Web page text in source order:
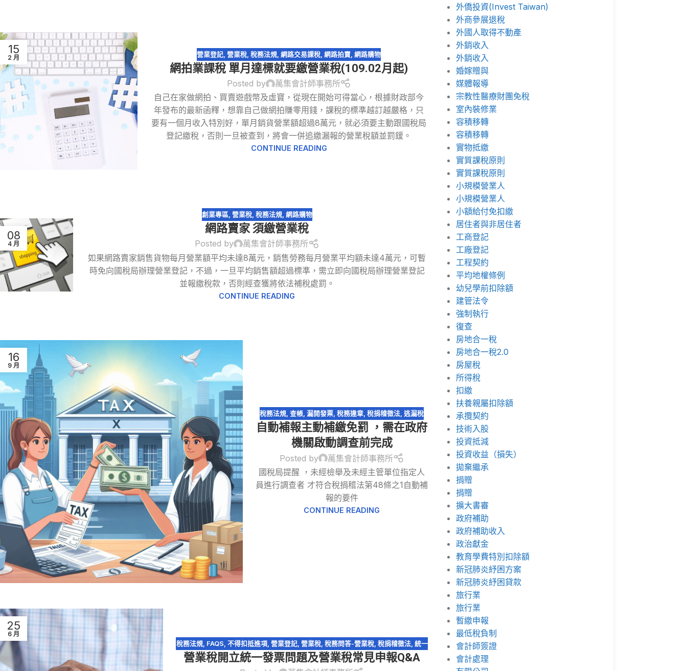
15
2 月 營業登記 ,營業稅 ,稅務法規 ,網路交易課稅 ,網路拍賣 ,網路購物
網拍業課稅 單月達標就要繳營業稅(109.02月起)
Posted by
萬集會計師事務所
自己在家做網拍、買賣遊戲幣及虛寶，從現在開始可得當心，根據財政部今
年發布的最新函釋，想靠自己做網拍賺零用錢，課稅的標準越訂越嚴格，只
要有一個月收入特別好，單月銷貨營業額超過8萬元，就必須要主動跟國稅局
登記繳稅，否則一旦被查到，將會一併追繳漏報的營業稅額並罰鍰。
CONTINUE READING
08
4 月
創業專區 營業稅, 稅務法規, 網路購物
網路賣家 須繳營業稅
Posted by
萬集會計師事務所
如果網路賣家銷售貨物每月營業額平均未達8萬元，銷售勞務每月營業平均額未達4萬元，可暫
時免向國稅局辦理營業登記，不過，一旦平均銷售額超過標準，需立即向國稅局辦理營業登記
並報繳稅款，否則經查獲將依法補稅處罰。
CONTINUE READING
16
9 月
稅務法規 ,查帳 ,漏開發票 ,稅務違章 ,稅捐稽徵法 ,逃漏稅
自動補報主動補繳免罰 ，需在政府
機關啟動調查前完成
Posted by
萬集會計師事務所
國稅局提醒 ，未經檢舉及未經主管單位指定人
員進行調查者 才符合稅捐稽法第48條之1自動補
報的要件
CONTINUE READING
25
6 月
稅務法規, FAQS 不得扣抵進項, 營業登記, 營業稅, 稅務問答-營業稅, 稅捐稽徵法, 統一
發票,逃漏稅
營業稅開立統一發票問題及營業稅常見申報Q&A
外僑投資(Invest Taiwan)
外商參展退稅
外國人取得不動產
外銷收入
外銷收入
婚嫁贈與
媒體報導
宗教性醫療財團免稅
室內裝修業
容積移轉
容積移轉
實物抵繳
實質課稅原則
實質課稅原則
小規模營業人
小規模營業人
小額給付免扣繳
居住者與非居住者
工商登記
工廠登記
工程契約
平均地權條例
幼兒學前扣除額
建管法令
強制執行
復查
房地合一稅
房地合一稅2.0
房屋稅
所得稅
扣繳
扶養親屬扣除額
承攬契約
技術入股
投資抵減
投資收益（損失）
拋棄繼承
捐贈
捐贈
擴大書審
政府補助
政府補助收入
政治獻金
教育學費特別扣除額
新冠肺炎紓困方案
新冠肺炎紓困貸款
旅行業
旅行業
暫繳申報
最低稅負制
會計師簽證
會計處理